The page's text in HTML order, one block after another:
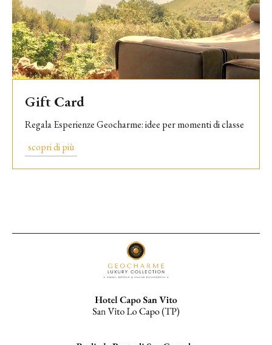
Gift Card
Regala Esperienze Geocharme: idee per momenti di classe
scopri di più